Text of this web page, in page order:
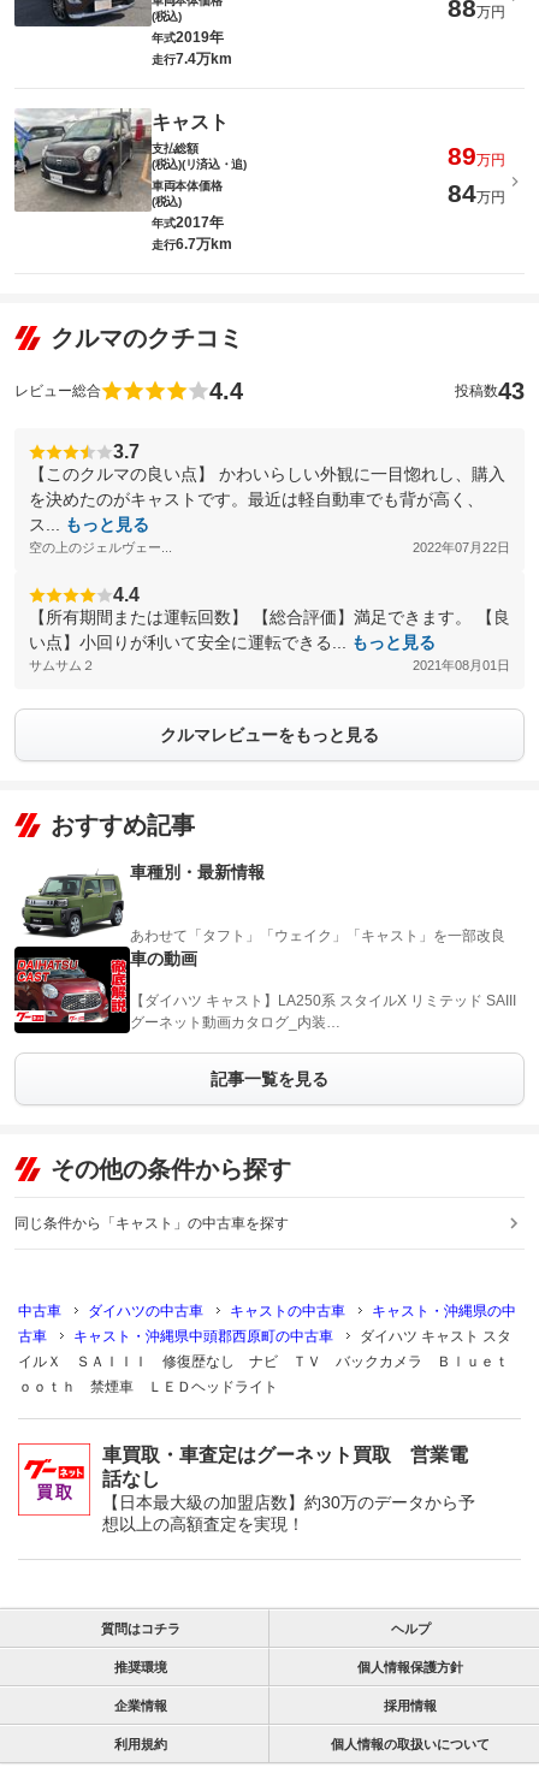
(税込)
88万円
年式2019年
走行7.4万km
キャスト
支払総額
(税込)(リ済込・追)
89万円
車両本体価格
(税込)
84万円
年式2017年
走行6.7万km
クルマのクチコミ
レビュー総合 4.4 投稿数43
3.7
【このクルマの良い点】 かわいらしい外観に一目惚れし、購入
を決めたのがキャストです。最近は軽自動車でも背が高く、
ス...
もっと見る
空の上のジェルヴェー... 2022年07月22日
4.4
【所有期間または運転回数】 【総合評価】満足できます。 【良
い点】小回りが利いて安全に運転できる...
もっと見る
サムサム２ 2021年08月01日
クルマレビューをもっと見る
おすすめ記事
車種別・最新情報
あわせて「タフト」「ウェイク」「キャスト」を一部改良
車の動画
【ダイハツ キャスト】LA250系 スタイルX リミテッド SAIII
グーネット動画カタログ_内装…
記事一覧を見る
その他の条件から探す
同じ条件から「キャスト」の中古車を探す
中古車 ダイハツの中古車 キャストの中古車
キャスト・沖縄県の中
古車
キャスト・沖縄県中頭郡西原町の中古車
ダイハツ キャスト スタ
イルＸ ＳＡＩＩＩ 修復歴なし ナビ ＴＶ バックカメラ Ｂｌｕｅｔ
ｏｏｔｈ 禁煙車 ＬＥＤヘッドライト
車買取・車査定はグーネット買取 営業電
話なし
【日本最大級の加盟店数】約30万のデータから予
想以上の高額査定を実現！
質問はコチラ ヘルプ
推奨環境 個人情報保護方針
企業情報 採用情報
利用規約 個人情報の取扱いについて